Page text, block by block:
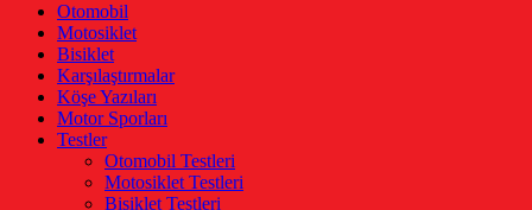
3 Şerit
Otomobil, Motosiklet, Bisiklet
Otomobil
Motosiklet
Bisiklet
Karşılaştırmalar
Köşe Yazıları
Motor Sporları
Testler
Otomobil Testleri
Motosiklet Testleri
Bisiklet Testleri